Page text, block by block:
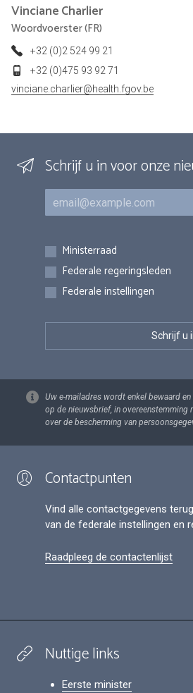
VincianeCharlier
Woordvoerster (FR)
+32 (0)2 524 99 21
+32 (0)475 93 92 71
vinciane.charlier@health.fgov.be
Schrijf u in voor onze
E-mail
Inschrijvingen
Ministerraad
Federale regeringsleden
Federale instellingen
Uw e-mailadres wordt enkel bewaard
op de nieuwsbrief, in overeenstemming
over de bescherming van
Contactpunten
Vind alle contactgegevens
van de federale instellingen en
Raadpleeg de contactenlijst
Nuttige links
Eerste minister